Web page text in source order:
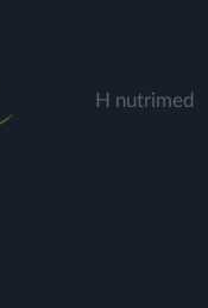
Η nutrimed